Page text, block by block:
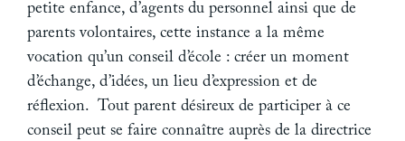
petite enfance, d’agents du personnel ainsi que de
parents volontaires, cette instance a la même
vocation qu’un conseil d’école : créer un moment
d’échange, d’idées, un lieu d’expression et de
réflexion. Tout parent désireux de participer à ce
conseil peut se faire connaître auprès de la directrice